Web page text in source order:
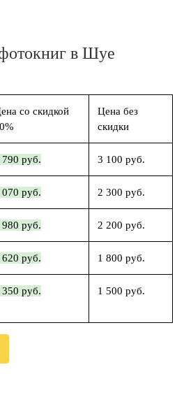
в Шуе
со скидкой
Цена без
скидки
790 руб. 3 100 руб.
070 руб. 2 300 руб.
980 руб. 2 200 руб.
620 руб. 1 800 руб.
350 руб. 1 500 руб.